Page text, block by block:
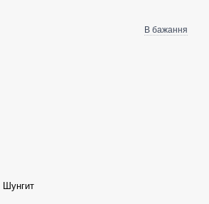
В бажання
Шунгит